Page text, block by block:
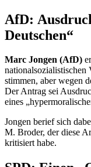
AfD:
Deutschen“
Marc Jongen (AfD)
nationalsozialistischen
stimmen, aber wegen
Der Antrag sei
eines
Jongen berief sich
M. Broder, der diese
kritisiert habe.